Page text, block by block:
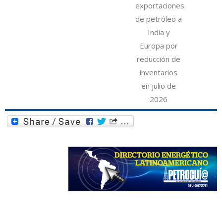
exportaciones
de petróleo a
India y
Europa por
reducción de
inventarios
en julio de
2026